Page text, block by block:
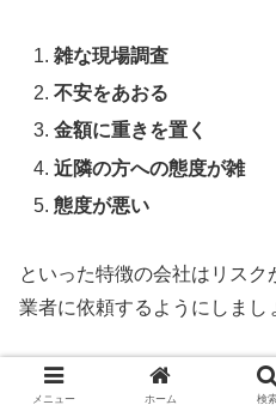
雑な現場調査
不安をあおる
金額に重きを置く
近隣の方への態度が雑
態度が悪い
といった特徴の会社はリス
業者に依頼するようにしまし
KIMペイントが奈良で
メニュー ホーム 検